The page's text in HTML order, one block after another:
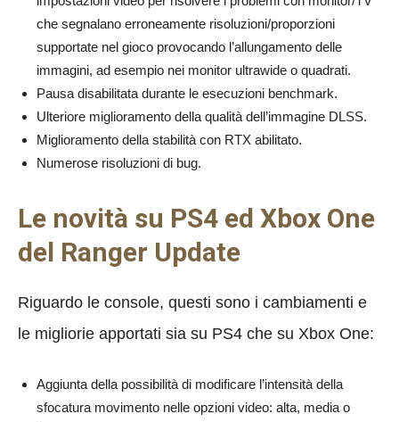
che segnalano erroneamente risoluzioni/proporzioni
supportate nel gioco provocando l’allungamento delle
immagini, ad esempio nei monitor ultrawide o quadrati.
Pausa disabilitata durante le esecuzioni benchmark.
Ulteriore miglioramento della qualità dell’immagine DLSS.
Miglioramento della stabilità con RTX abilitato.
Numerose risoluzioni di bug.
Le novità su PS4 ed Xbox One
del Ranger Update
Riguardo le console, questi sono i cambiamenti e
le migliorie apportati sia su PS4 che su Xbox One:
Aggiunta della possibilità di modificare l’intensità della
sfocatura movimento nelle opzioni video: alta, media o